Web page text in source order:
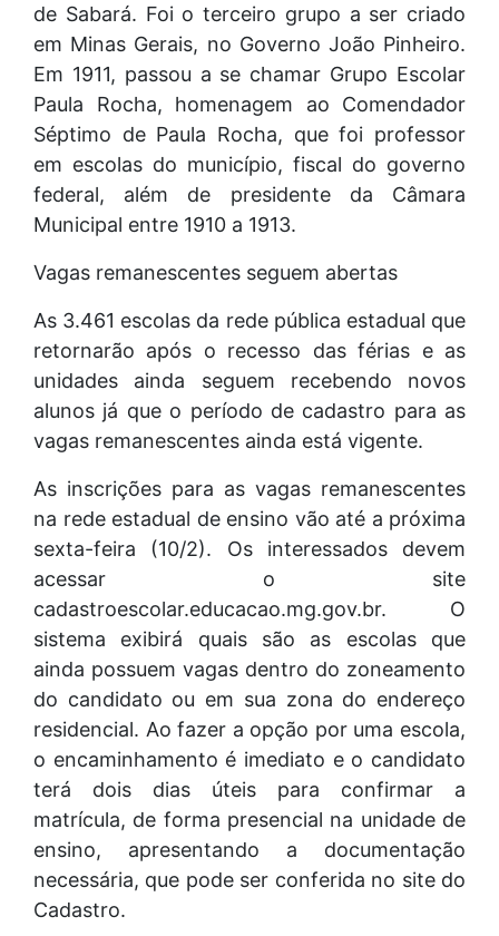
de Sabará. Foi o terceiro grupo a ser criado
em Minas Gerais, no Governo João Pinheiro.
Em 1911, passou a se chamar Grupo Escolar
Paula Rocha, homenagem ao Comendador
Séptimo de Paula Rocha, que foi professor
em escolas do município, fiscal do governo
federal, além de presidente da Câmara
Municipal entre 1910 a 1913.
Vagas remanescentes seguem abertas
As 3.461 escolas da rede pública estadual que
retornarão após o recesso das férias e as
unidades ainda seguem recebendo novos
alunos já que o período de cadastro para as
vagas remanescentes ainda está vigente.
As inscrições para as vagas remanescentes
na rede estadual de ensino vão até a próxima
sexta-feira (10/2). Os interessados devem
acessar o site
cadastroescolar.educacao.mg.gov.br. O
sistema exibirá quais são as escolas que
ainda possuem vagas dentro do zoneamento
do candidato ou em sua zona do endereço
residencial. Ao fazer a opção por uma escola,
o encaminhamento é imediato e o candidato
terá dois dias úteis para confirmar a
matrícula, de forma presencial na unidade de
ensino, apresentando a documentação
necessária, que pode ser conferida no site do
Cadastro.